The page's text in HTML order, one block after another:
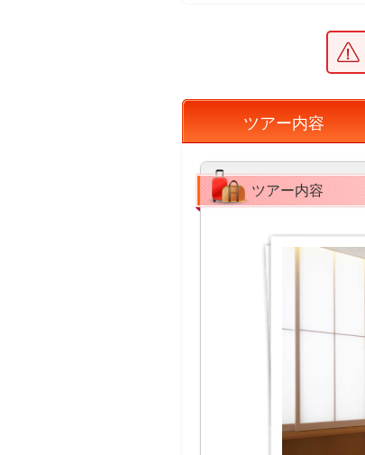
ツアー内容
ツアー内容